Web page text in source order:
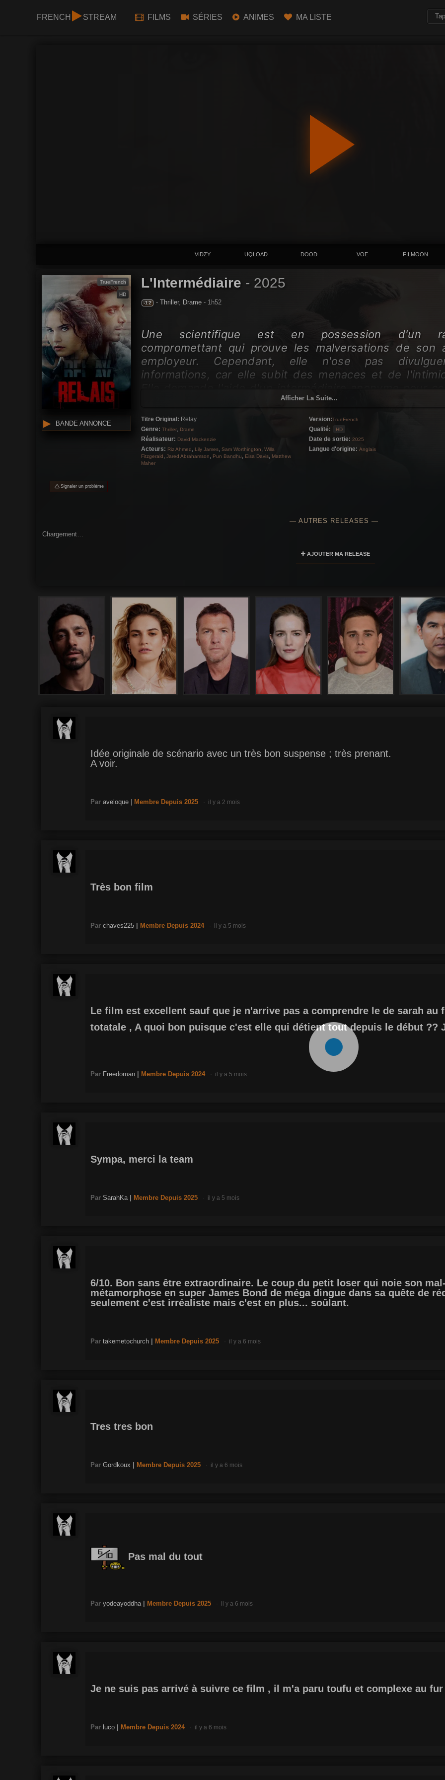
FRENCH STREAM FILMS SÉRIES ANIMES MA LISTE
VIDZY UQLOAD DOOD VOE FILMOON
L'Intermédiaire - 2025
-12 - Thriller, Drame - 1h52
Une scientifique est en possession d'un
compromettant qui prouve les malversations de son
employeur. Cependant, elle n'ose pas
informations, car elle subit des menaces et de
Elle demande l'aide d'un intermédiaire anonyme pour
une entente assurant sa sécurité. L'homme fait
d'ingéniosité pour protéger sa cliente et taire sa
identité, notamment en utilisant un service de
téléphonique pour les personnes malentendantes.
Afficher La Suite...
Titre Original: Relay
Genre: Thriller, Drame
Réalisateur: David Mackenzie
Acteurs: Riz Ahmed, Lily James, Sam Worthington, Willa
Fitzgerald, Jared Abrahamson, Pun Bandhu, Eisa Davis, Matthew
Maher
Version:TrueFrench
Qualité: HD
Date de sortie: 2025
Langue d'origine: Anglais
TrueFrench
HD
BANDE ANNONCE
Signaler un problème
— AUTRES RELEASES —
Chargement…
AJOUTER MA RELEASE
Idée originale de scénario avec un très bon suspense ; très prenant.
A voir.
Par aveloque Membre Depuis 2025 il y a 2 mois
Très bon film
Par chaves225 Membre Depuis 2024 il y a 5 mois
Le film est excellent sauf que je n'arrive pas a comprendre le de sarah
totatale , A quoi bon puisque c'est elle qui détient tout depuis le début ??
Par Freedoman Membre Depuis 2024 il y a 5 mois
Sympa, merci la team
Par SarahKa Membre Depuis 2025 il y a 5 mois
6/10. Bon sans être extraordinaire. Le coup du petit loser qui noie son
métamorphose en super James Bond de méga dingue dans sa quête de
seulement c'est irréaliste mais c'est en plus... soûlant.
Par takemetochurch Membre Depuis 2025 il y a 6 mois
Tres tres bon
Par Gordkoux Membre Depuis 2025 il y a 6 mois
Pas mal du tout
Par yodeayoddha Membre Depuis 2025 il y a 6 mois
Je ne suis pas arrivé à suivre ce film , il m'a paru toufu et complexe au
Par luco Membre Depuis 2024 il y a 6 mois